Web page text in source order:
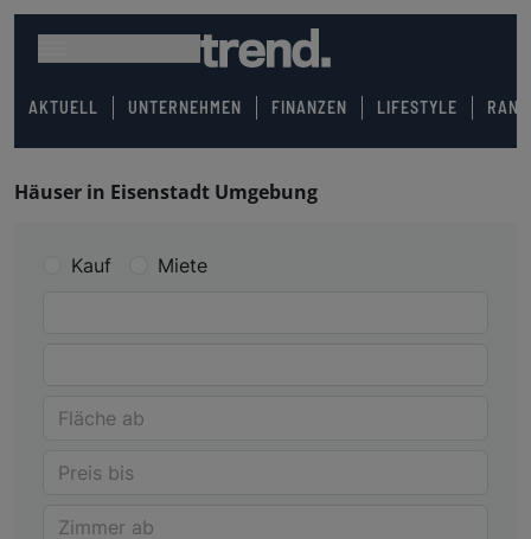
AKTUELL UNTERNEHMEN FINANZEN LIFESTYLE
Häuser in Eisenstadt Umgebung
Kauf Miete